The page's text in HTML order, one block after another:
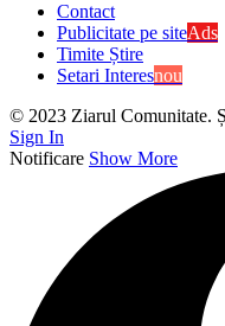
Contact
Publicitate pe siteAds
Timite Știre
Setari Interesnou
© 2023 Ziarul Comunitate.
Sign In
Notificare Show More